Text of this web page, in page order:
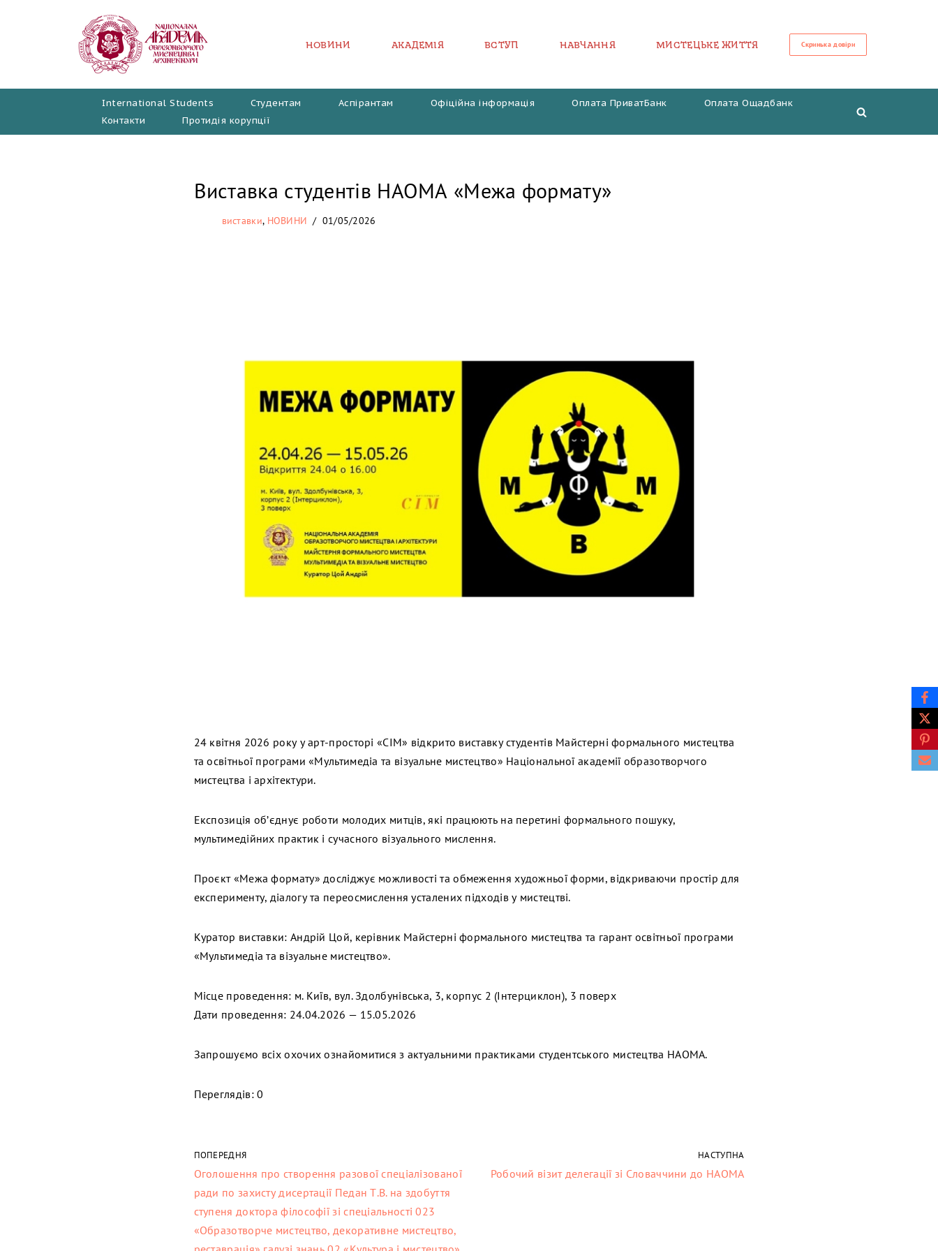
НОВИНИ АКАДЕМІЯ ВСТУП НАВЧАННЯ МИСТЕЦЬКЕ ЖИТТЯ Скринька довіри
International Students Студентам Аспірантам Офіційна інформація Оплата ПриватБанк
Оплата Ощадбанк
Контакти
Протидія корупції
Виставка студентів НАОМА «Межа формату»
виставки, НОВИНИ 01/05/2026
24 квітня 2026 року у арт-просторі «СІМ» відкрито виставку студентів Майстерні формального мистецтва
та освітньої програми «Мультимедіа та візуальне мистецтво» Національної академії образотворчого
мистецтва і архітектури.
Експозиція об’єднує роботи молодих митців, які працюють на перетині формального пошуку,
мультимедійних практик і сучасного візуального мислення.
Проєкт «Межа формату» досліджує можливості та обмеження художньої форми, відкриваючи простір для
експерименту, діалогу та переосмислення усталених підходів у мистецтві.
Куратор виставки: Андрій Цой, керівник Майстерні формального мистецтва та гарант освітньої програми
«Мультимедіа та візуальне мистецтво».
Місце проведення: м. Київ, вул. Здолбунівська, 3, корпус 2 (Інтерциклон), 3 поверх
Дати проведення: 24.04.2026 — 15.05.2026
Запрошуємо всіх охочих ознайомитися з актуальними практиками студентського мистецтва НАОМА.
Переглядів: 0
ПОПЕРЕДНЯ
Оголошення про створення разової спеціалізованої
ради по захисту дисертації Педан Т.В. на здобуття
ступеня доктора філософії зі спеціальності 023
«Образотворче мистецтво, декоративне мистецтво,
НАСТУПНА
Робочий візит делегації зі Словаччини до НАОМА